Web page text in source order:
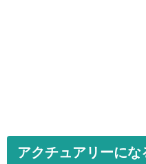
アクチュアリーにな